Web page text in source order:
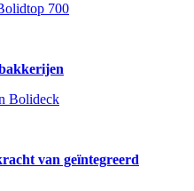
van geïntegreerd